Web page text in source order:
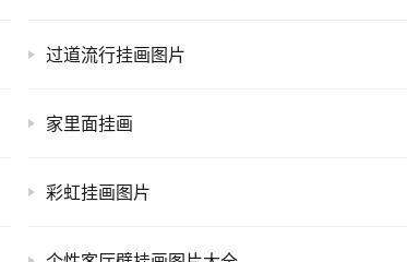
过道流行挂画图片
家里面挂画
彩虹挂画图片